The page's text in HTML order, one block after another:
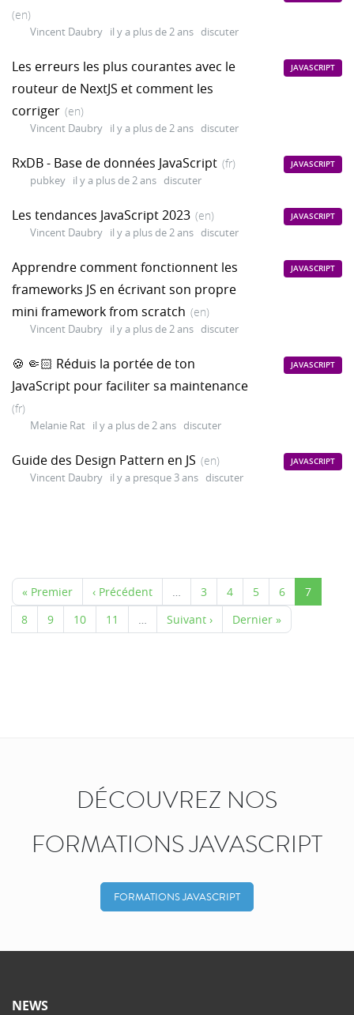
(en)
Vincent Daubry il y a plus de 2 ans discuter
Les erreurs les plus courantes avec le
routeur de NextJS et comment les
corriger (en)
Vincent Daubry il y a plus de 2 ans discuter
JAVASCRIPT
RxDB - Base de données JavaScript (fr)
pubkey il y a plus de 2 ans discuter
JAVASCRIPT
Les tendances JavaScript 2023 (en)
Vincent Daubry il y a plus de 2 ans discuter
JAVASCRIPT
Apprendre comment fonctionnent les
frameworks JS en écrivant son propre
mini framework from scratch (en)
Vincent Daubry il y a plus de 2 ans discuter
JAVASCRIPT
🍪 🤏🏻 Réduis la portée de ton
JavaScript pour faciliter sa maintenance
(fr)
Melanie Rat il y a plus de 2 ans discuter
JAVASCRIPT
Guide des Design Pattern en JS (en)
Vincent Daubry il y a presque 3 ans discuter
JAVASCRIPT
« Premier ‹ Précédent 3 4 5 6
7
8
9 10 11 Suivant › Dernier »
DÉCOUVREZ NOS
FORMATIONS JAVASCRIPT
FORMATIONS JAVASCRIPT
NEWS